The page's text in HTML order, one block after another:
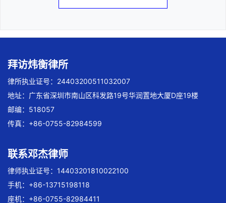
拜访炜衡律所
律所执业证号：24403200511032007
地址：广东省深圳市南山区科发路19号华润置地大厦D座19楼
邮编：518057
传真：+86-0755-82984599
联系邓杰律师
律师执业证号：14403201810022100
手机：+86-13715198118
座机：+86-0755-82984411